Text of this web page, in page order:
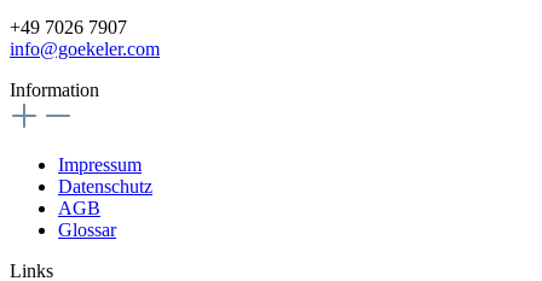
+49 7026 7907
info@goekeler.com
Information
Impressum
Datenschutz
AGB
Glossar
Links